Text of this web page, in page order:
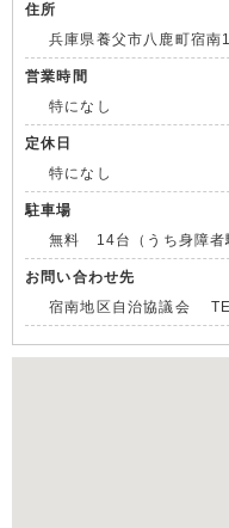
住所
兵庫県養父市八鹿町宿南
営業時間
特になし
定休日
特になし
駐車場
無料 14台（うち身障者
お問い合わせ先
宿南地区自治協議会